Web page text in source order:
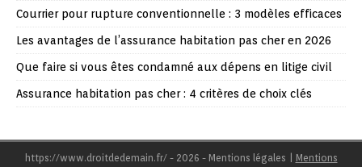
Courrier pour rupture conventionnelle : 3 modèles efficaces
Les avantages de l’assurance habitation pas cher en 2026
Que faire si vous êtes condamné aux dépens en litige civil
Assurance habitation pas cher : 4 critères de choix clés
https://www.droitdedemain.fr/ - 2026 - Mentions légales
Mentions